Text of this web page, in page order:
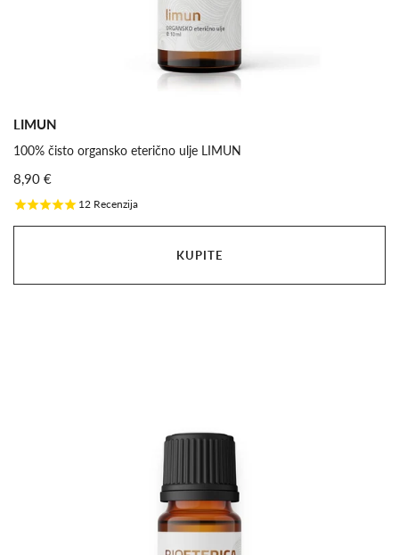
LIMUN
100% čisto organsko eterično ulje LIMUN
8,90 €
12 Recenzija
KUPITE